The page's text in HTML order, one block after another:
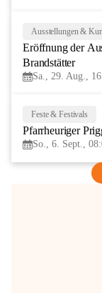
Ausstellungen &
Eröffnung der
Brandstätter
Sa., 29. Aug.,
Feste & Festivals
Pfarrheuriger
So., 6. Sept.,